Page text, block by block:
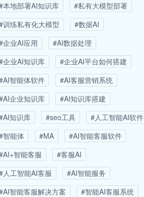
本地部署AI知识库
#私有大模型部署
训练私有化大模型
#数据AI
企业AI应用
#AI数据处理
企业AI知识库
#企业AI平台如何搭建
智能体软件
#AI客服营销系统
企业知识库
#AI知识库搭建
知识库
#seo工具
#人工智能AI软件
智能体
#MA
#AI智能客服软件
智能客服
#客服AI
人工智能AI客服
#AI智能服务
智能客服解决方案
#智能AI客服系统